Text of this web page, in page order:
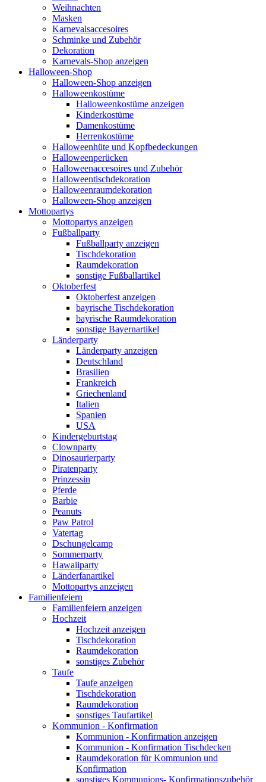
Weihnachten
Masken
Karnevalsaccesoires
Schminke und Zubehör
Dekoration
Karnevals-Shop anzeigen
Halloween-Shop
Halloween-Shop anzeigen
Halloweenkostüme
Halloweenkostüme anzeigen
Kinderkostüme
Damenkostüme
Herrenkostüme
Halloweenhüte und Kopfbedeckungen
Halloweenperücken
Halloweenaccesoires und Zubehör
Halloweentischdekoration
Halloweenraumdekoration
Halloween-Shop anzeigen
Mottopartys
Mottopartys anzeigen
Fußballparty
Fußballparty anzeigen
Tischdekoration
Raumdekoration
sonstige Fußballartikel
Oktoberfest
Oktoberfest anzeigen
bayrische Tischdekoration
bayrische Raumdekoration
sonstige Bayernartikel
Länderparty
Länderparty anzeigen
Deutschland
Brasilien
Frankreich
Griechenland
Italien
Spanien
USA
Kindergeburtstag
Clownparty
Dinosaurierparty
Piratenparty
Prinzessin
Pferde
Barbie
Peanuts
Paw Patrol
Vatertag
Dschungelcamp
Sommerparty
Hawaiiparty
Länderfanartikel
Mottopartys anzeigen
Familienfeiern
Familienfeiern anzeigen
Hochzeit
Hochzeit anzeigen
Tischdekoration
Raumdekoration
sonstiges Zubehör
Taufe
Taufe anzeigen
Tischdekoration
Raumdekoration
sonstiges Taufartikel
Kommunion - Konfirmation
Kommunion - Konfirmation anzeigen
Kommunion - Konfirmation Tischdecken
Raumdekoration für Kommunion und
Konfirmation
sonstiges Kommunions- Konfirmationszubehör